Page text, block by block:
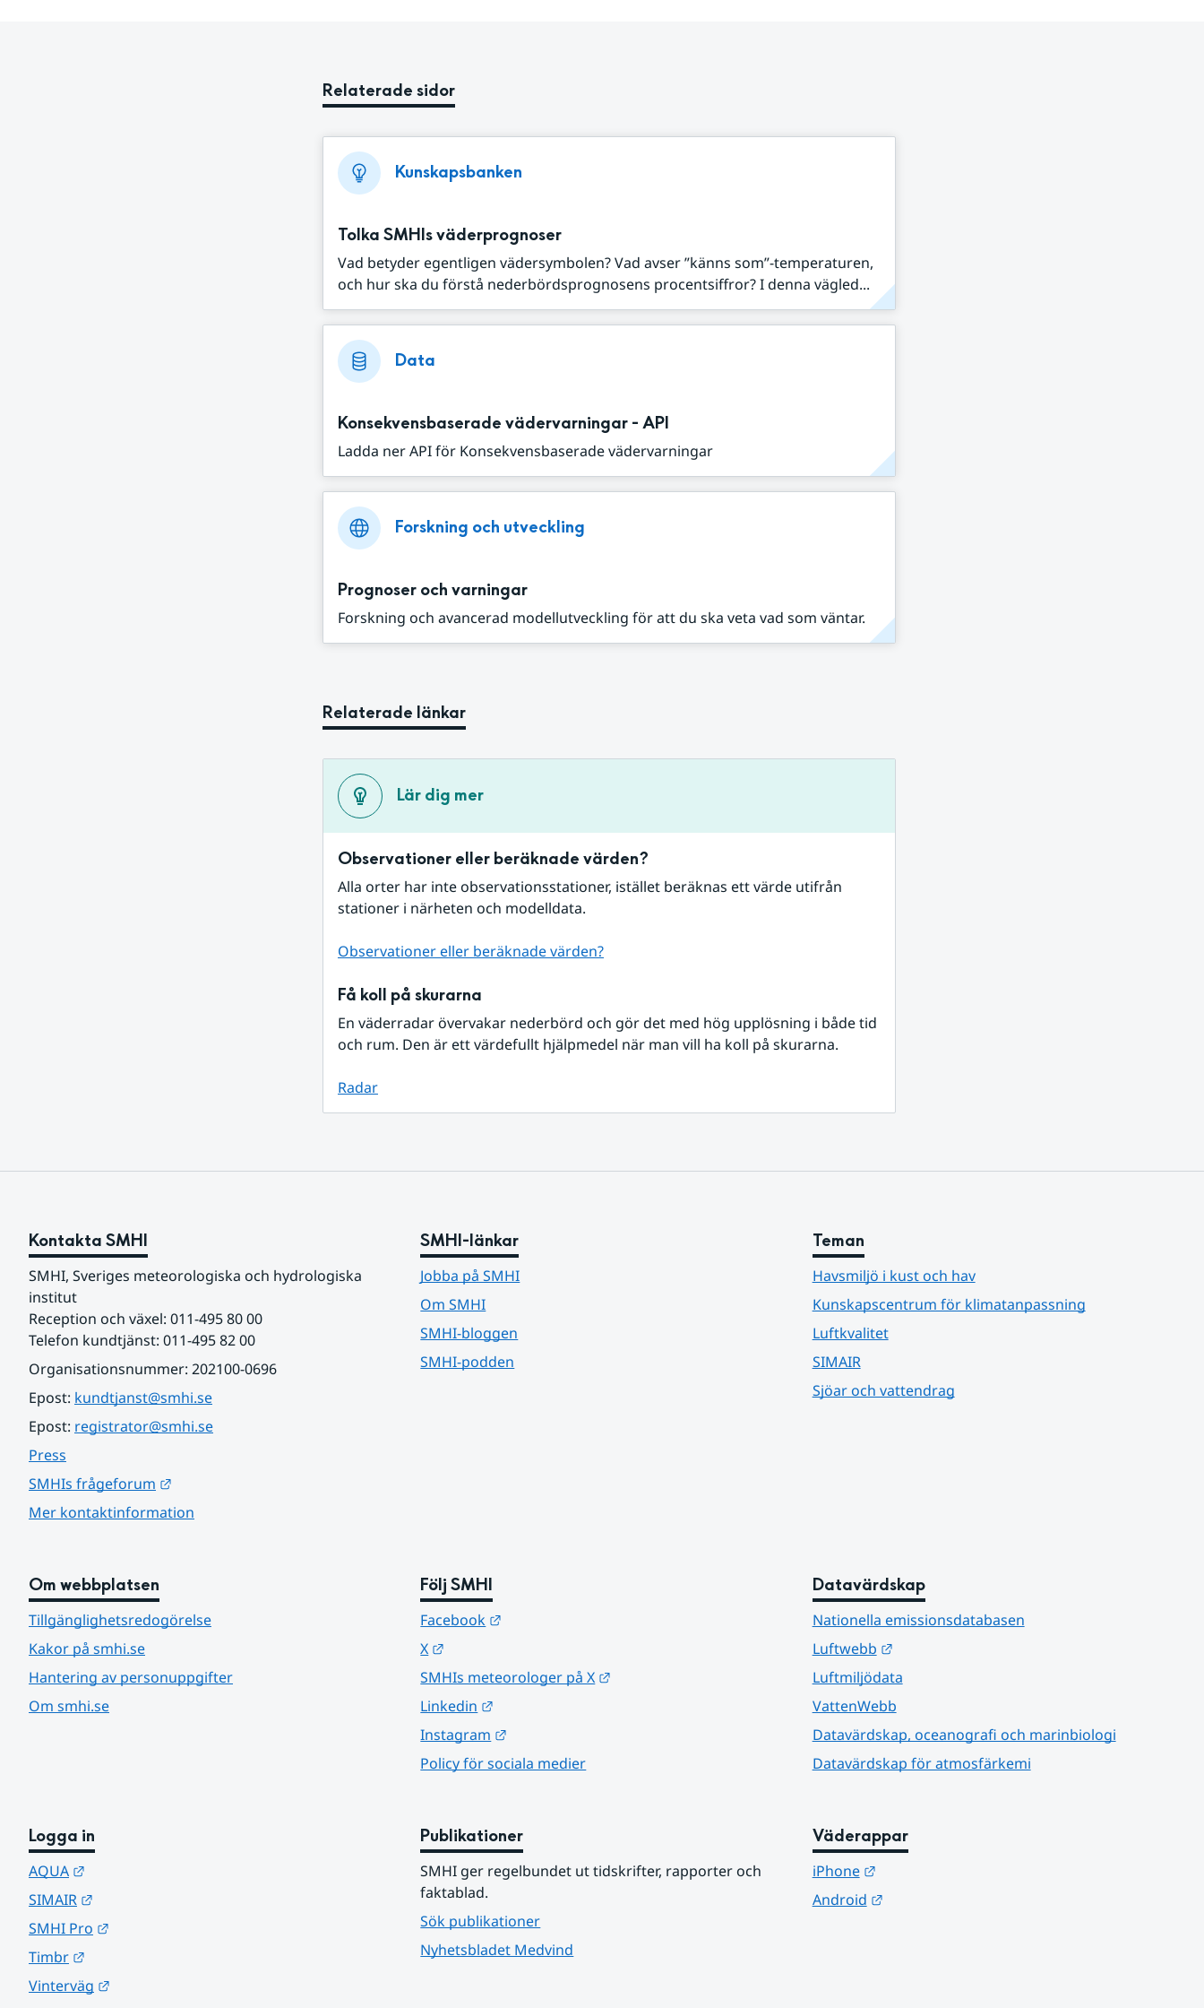
Relaterade sidor
Kunskapsbanken
Tolka SMHIs väderprognoser
Vad betyder egentligen vädersymbolen? Vad avser ”känns som”-temperaturen,
och hur ska du förstå nederbördsprognosens procentsiffror? I denna vägled...
Data
Konsekvensbaserade vädervarningar - API
Ladda ner API för Konsekvensbaserade vädervarningar
Forskning och utveckling
Prognoser och varningar
Forskning och avancerad modellutveckling för att du ska veta vad som väntar.
Relaterade länkar
Lär dig mer
Observationer eller beräknade värden?
Alla orter har inte observationsstationer, istället beräknas ett värde utifrån
stationer i närheten och modelldata.
Observationer eller beräknade värden?
Få koll på skurarna
En väderradar övervakar nederbörd och gör det med hög upplösning i både tid
och rum. Den är ett värdefullt hjälpmedel när man vill ha koll på skurarna.
Radar
Kontakta SMHI
SMHI, Sveriges meteorologiska och hydrologiska
institut
Reception och växel: 011-495 80 00
Telefon kundtjänst: 011-495 82 00
Organisationsnummer: 202100-0696
Epost: kundtjanst@smhi.se
Epost: registrator@smhi.se
Press
SMHIs frågeforum
Mer kontaktinformation
SMHI-länkar
Jobba på SMHI
Om SMHI
SMHI-bloggen
SMHI-podden
Teman
Havsmiljö i kust och hav
Kunskapscentrum för klimatanpassning
Luftkvalitet
SIMAIR
Sjöar och vattendrag
Om webbplatsen
Tillgänglighetsredogörelse
Kakor på smhi.se
Hantering av personuppgifter
Om smhi.se
Följ SMHI
Facebook
X
SMHIs meteorologer på X
Linkedin
Instagram
Policy för sociala medier
Datavärdskap
Nationella emissionsdatabasen
Luftwebb
Länk till annan webbplats.
Luftmiljödata
VattenWebb
Datavärdskap, oceanografi och marinbiologi
Datavärdskap för atmosfärkemi
Logga in
AQUA
SIMAIR
SMHI Pro
Timbr
Vinterväg
Publikationer
SMHI ger regelbundet ut tidskrifter, rapporter och
faktablad.
Sök publikationer
Nyhetsbladet Medvind
Väderappar
iPhone
Länk till annan webbplats.
Android
Länk till annan webbplats.